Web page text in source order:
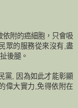
依附的癌細胞，只會吸
眾的服務從來沒有,盡
後腿。
黨, 因為如此才能彰顯
偉大實力,免得依附在